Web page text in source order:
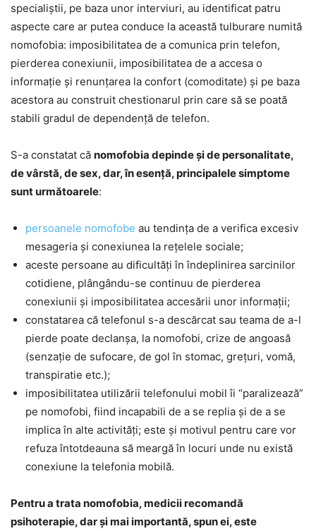
specialiştii, pe baza unor interviuri, au identificat patru
aspecte care ar putea conduce la această tulburare numită
nomofobia: imposibilitatea de a comunica prin telefon,
pierderea conexiunii, imposibilitatea de a accesa o
informaţie şi renunţarea la confort (comoditate) şi pe baza
acestora au construit chestionarul prin care să se poată
stabili gradul de dependenţă de telefon.
S-a constatat că nomofobia depinde şi de personalitate,
de vârstă, de sex, dar, în esenţă, principalele simptome
sunt următoarele:
persoanele nomofobe au tendinţa de a verifica excesiv
mesageria şi conexiunea la reţelele sociale;
aceste persoane au dificultăţi în îndeplinirea sarcinilor
cotidiene, plângându-se continuu de pierderea
conexiunii şi imposibilitatea accesării unor informaţii;
constatarea că telefonul s-a descărcat sau teama de a-l
pierde poate declanşa, la nomofobi, crize de angoasă
(senzaţie de sufocare, de gol în stomac, greţuri, vomă,
transpiratie etc.);
imposibilitatea utilizării telefonului mobil îi “paralizează”
pe nomofobi, fiind incapabili de a se replia şi de a se
implica în alte activităţi; este şi motivul pentru care vor
refuza întotdeauna să meargă în locuri unde nu există
conexiune la telefonia mobilă.
Pentru a trata nomofobia, medicii recomandă
psihoterapie, dar şi mai importantă, spun ei, este